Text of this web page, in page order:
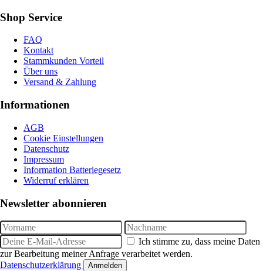
Shop Service
FAQ
Kontakt
Stammkunden Vorteil
Über uns
Versand & Zahlung
Informationen
AGB
Cookie Einstellungen
Datenschutz
Impressum
Information Batteriegesetz
Widerruf erklären
Newsletter abonnieren
Ich stimme zu, dass meine Daten
zur Bearbeitung meiner Anfrage verarbeitet werden.
Datenschutzerklärung
Anmelden